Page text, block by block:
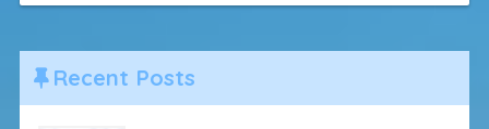
Recent Posts